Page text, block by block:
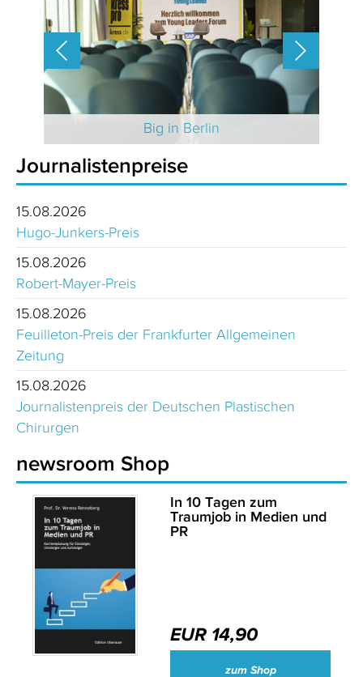
Big in Berlin
Journalistenpreise
15.08.2026
Hugo-Junkers-Preis
15.08.2026
Robert-Mayer-Preis
15.08.2026
Feuilleton-Preis der Frankfurter Allgemeinen
Zeitung
15.08.2026
Journalistenpreis der Deutschen Plastischen
Chirurgen
newsroom Shop
In 10 Tagen zum
Traumjob in Medien und
PR
EUR 14,90
zum Shop